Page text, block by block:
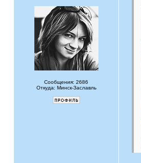
Сообщения: 2686
Откуда: Минск-Заславль